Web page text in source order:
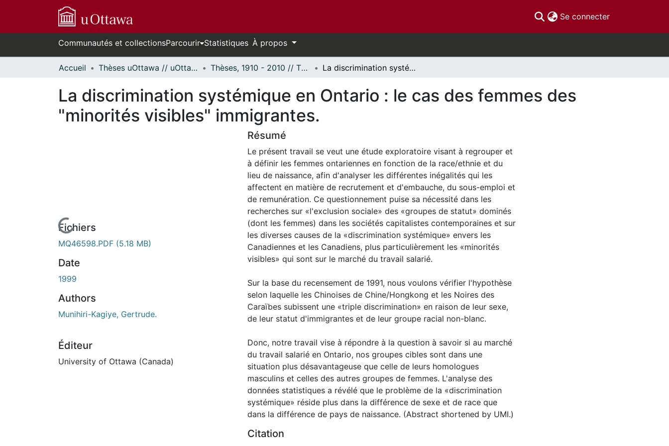
Se connecter(current)
Communautés et collectionsParcourir Statistiques À propos
Accueil Thèses uOttawa // uOttawa Theses Thèses, 1910 - 2010 // Theses, 1910 - 2010 La discrimination systémique en Ontario : le cas des femmes des "minorités visibles" immigrantes.
La discrimination systémique en Ontario : le cas des femmes des
"minorités visibles" immigrantes.
En cours de chargement...
Fichiers
MQ46598.PDF (5.18 MB)
Date
1999
Authors
Munihiri-Kagiye, Gertrude.
Éditeur
University of Ottawa (Canada)
Résumé
Le présent travail se veut une étude exploratoire visant à regrouper et
à définir les femmes ontariennes en fonction de la race/ethnie et du
lieu de naissance, afin d'analyser les différentes inégalités qui les
affectent en matière de recrutement et d'embauche, du sous-emploi et
de remunération. Ce questionnement puise sa nécessité dans les
recherches sur «l'exclusion sociale» des «groupes de statut» dominés
(dont les femmes) dans les sociétés capitalistes contemporaines et sur
les diverses causes de la «discrimination systémique» envers les
Canadiennes et les Canadiens, plus particulièrement les «minorités
visibles» qui sont sur le marché du travail salarié.
Sur la base du recensement de 1991, nous voulons vérifier l'hypothèse
selon laquelle les Chinoises de Chine/Hongkong et les Noires des
Caraïbes subissent une «triple discrimination» en raison de leur sexe,
de leur statut d'immigrantes et de leur groupe racial non-blanc.
Donc, notre travail vise à répondre à la question à savoir si au marché
du travail salarié en Ontario, nos groupes cibles sont dans une
situation plus désavantageuse que celle de leurs homologues
masculins et celles des autres groupes de femmes. L'analyse des
données statistiques a révélé que le problème de la «discrimination
systémique» réside plus dans la différence de sexe et de race que
dans la différence de pays de naissance. (Abstract shortened by UMI.)
Citation